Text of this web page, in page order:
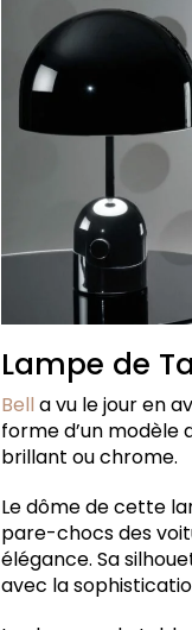
Lampe de
Bell a vu le jour en
forme d’un modèle
brillant ou chrome.
Le dôme de cette
pare-chocs des
élégance. Sa
avec la